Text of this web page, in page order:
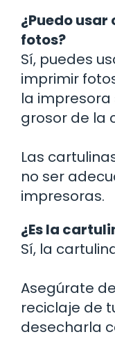
¿Puedo
fotos?
Sí, puedes
imprimir
la
grosor de la
Las
no ser
impresoras.
¿Es la
Sí, la
Asegúrate
reciclaje de
desecharla